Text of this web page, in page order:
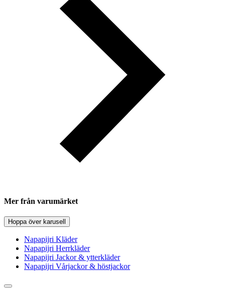
Mer från varumärket
Hoppa över karusell
Napapijri Kläder
Napapijri Herrkläder
Napapijri Jackor & ytterkläder
Napapijri Vårjackor & höstjackor